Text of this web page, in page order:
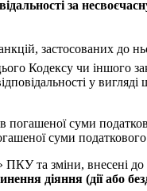
за
застосованих до
Кодексу чи іншого
у вигляді
погашеної суми
суми податкового
ПКУ та зміни, внесені
діяння (дії або